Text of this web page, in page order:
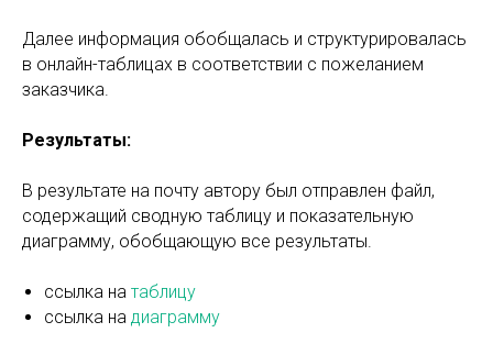
Далее информация обобщалась и структурировалась
в онлайн-таблицах в соответствии с пожеланием
заказчика.
Результаты:
В результате на почту автору был отправлен файл,
содержащий сводную таблицу и показательную
диаграмму, обобщающую все результаты.
ссылка на таблицу
ссылка на диаграмму